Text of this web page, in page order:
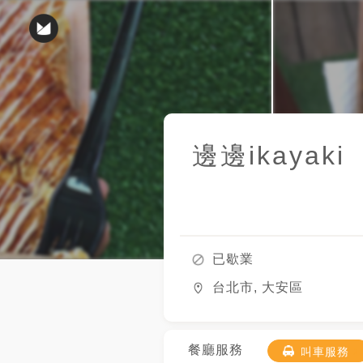
邊邊ikayaki
已歇業
台北市, 大安區
餐廳服務 叫車服務